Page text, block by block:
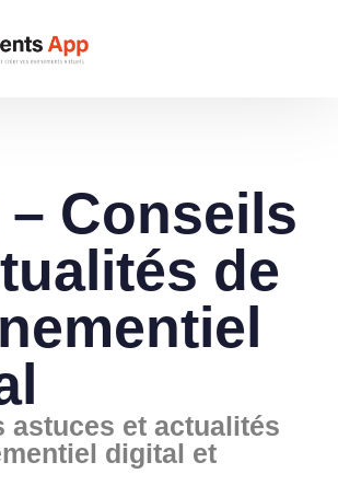
Conseils
de
astuces et actualités
digital et